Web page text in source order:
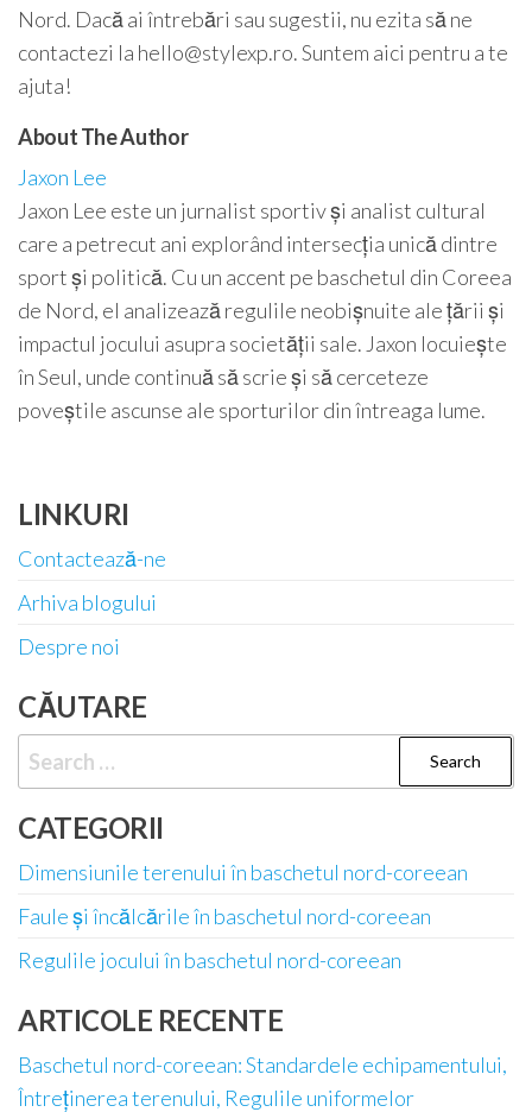
Nord. Dacă ai întrebări sau sugestii, nu ezita să ne
contactezi la hello@stylexp.ro. Suntem aici pentru a te
ajuta!
About The Author
Jaxon Lee
Jaxon Lee este un jurnalist sportiv și analist cultural
care a petrecut ani explorând intersecția unică dintre
sport și politică. Cu un accent pe baschetul din Coreea
de Nord, el analizează regulile neobișnuite ale țării și
impactul jocului asupra societății sale. Jaxon locuiește
în Seul, unde continuă să scrie și să cerceteze
poveștile ascunse ale sporturilor din întreaga lume.
LINKURI
Contactează-ne
Arhiva blogului
Despre noi
CĂUTARE
Search
for:
CATEGORII
Dimensiunile terenului în baschetul nord-coreean
Faule și încălcările în baschetul nord-coreean
Regulile jocului în baschetul nord-coreean
ARTICOLE RECENTE
Baschetul nord-coreean: Standardele echipamentului,
Întreținerea terenului, Regulile uniformelor